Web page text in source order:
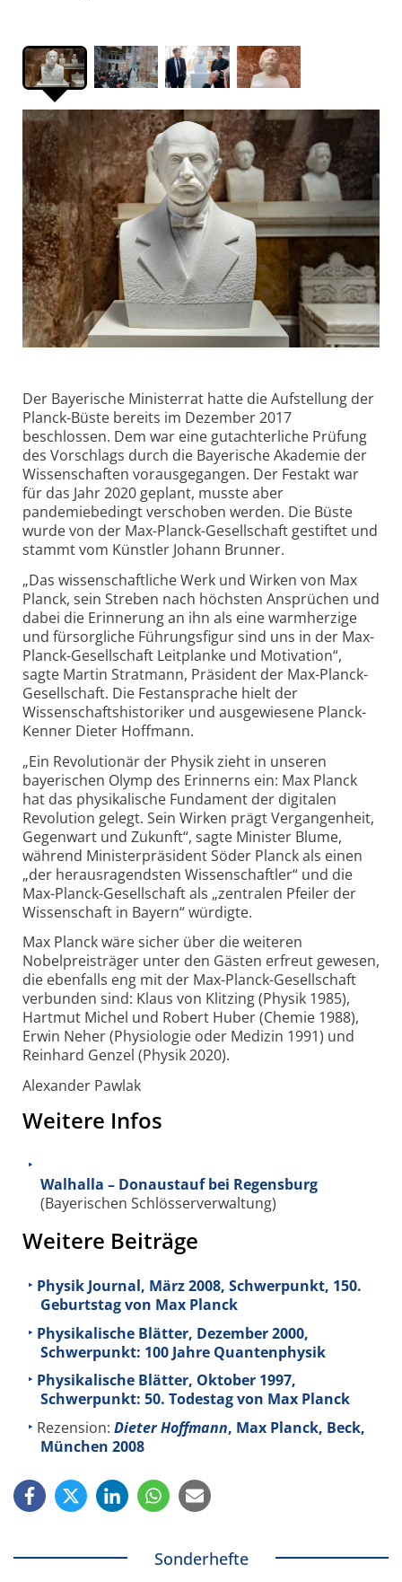
Der Bayerische Ministerrat hatte die Aufstellung der
Planck-Büste bereits im Dezember 2017
beschlossen. Dem war eine gutachterliche Prüfung
des Vorschlags durch die Bayerische Akademie der
Wissenschaften vorausgegangen. Der Festakt war
für das Jahr 2020 geplant, musste aber
pandemiebedingt verschoben werden. Die Büste
wurde von der Max-Planck-Gesellschaft gestiftet und
stammt vom Künstler Johann Brunner.
„Das wissenschaftliche Werk und Wirken von Max
Planck, sein Streben nach höchsten Ansprüchen und
dabei die Erinnerung an ihn als eine warmherzige
und fürsorgliche Führungsfigur sind uns in der Max-
Planck-Gesellschaft Leitplanke und Motivation“,
sagte Martin Stratmann, Präsident der Max-Planck-
Gesellschaft. Die Festansprache hielt der
Wissenschaftshistoriker und ausgewiesene Planck-
Kenner Dieter Hoffmann.
„Ein Revolutionär der Physik zieht in unseren
bayerischen Olymp des Erinnerns ein: Max Planck
hat das physikalische Fundament der digitalen
Revolution gelegt. Sein Wirken prägt Vergangenheit,
Gegenwart und Zukunft“, sagte Minister Blume,
während Ministerpräsident Söder Planck als einen
„der herausragendsten Wissenschaftler“ und die
Max-Planck-Gesellschaft als „zentralen Pfeiler der
Wissenschaft in Bayern“ würdigte.
Max Planck wäre sicher über die weiteren
Nobelpreisträger unter den Gästen erfreut gewesen,
die ebenfalls eng mit der Max-Planck-Gesellschaft
verbunden sind: Klaus von Klitzing (Physik 1985),
Hartmut Michel und Robert Huber (Chemie 1988),
Erwin Neher (Physiologie oder Medizin 1991) und
Reinhard Genzel (Physik 2020).
Alexander Pawlak
Weitere Infos
Walhalla – Donaustauf bei Regensburg
(Bayerischen Schlösserverwaltung)
Weitere Beiträge
Physik Journal, März 2008, Schwerpunkt, 150.
Geburtstag von Max Planck
Physikalische Blätter, Dezember 2000,
Schwerpunkt: 100 Jahre Quantenphysik
Physikalische Blätter, Oktober 1997,
Schwerpunkt: 50. Todestag von Max Planck
Rezension: Dieter Hoffmann, Max Planck, Beck,
München 2008
Sonderhefte